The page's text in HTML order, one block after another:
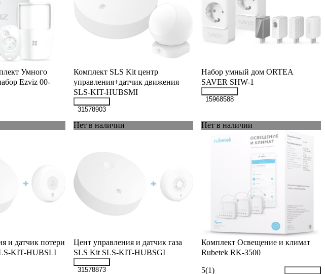
Умного
Ezviz 00-
Комплект SLS Kit центр
управления+датчик движения
SLS-KIT-HUBSMI
31578903
Набор умный дом ORTEA
SAVER SHW-1
15968588
и датчик потери
KIT-HUBSLI
Нет в наличии
Цент управления и датчик газа
SLS Kit SLS-KIT-HUBSGI
31578873
Нет в наличии
Комплект Освещение и климат
Rubetek RK-3500
5(1)